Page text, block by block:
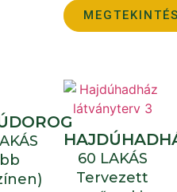
60 LAKÁS
Tervezett